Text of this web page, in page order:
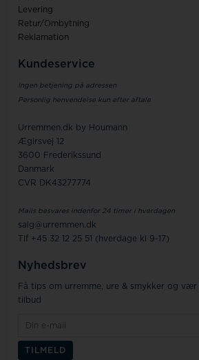
Levering
Retur/Ombytning
Reklamation
Kundeservice
Ingen betjening på adressen
Personlig henvendelse kun efter aftale
Urremmen.dk by Houmann
Ægirsvej 12
3600 Frederikssund
Danmark
CVR DK43277774
Mails besvares indenfor 24 timer i hverdagen
salg@urremmen.dk
Tlf +45 32 12 25 51 (hverdage kl 9-17)
Nyhedsbrev
Få tips om urremme, ure & smykker og
tilbud